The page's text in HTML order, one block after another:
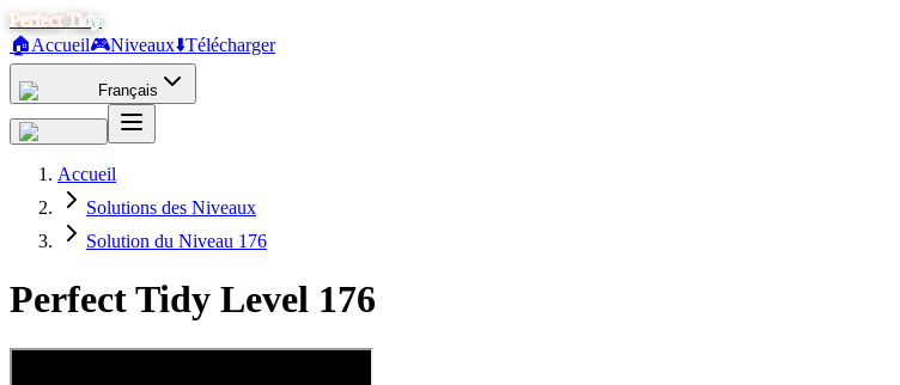
Perfect Tidy
🏠Accueil🎮Niveaux⬇️Télécharger
Français
Accueil
Solutions des Niveaux
Solution du Niveau 176
Perfect Tidy Level 176